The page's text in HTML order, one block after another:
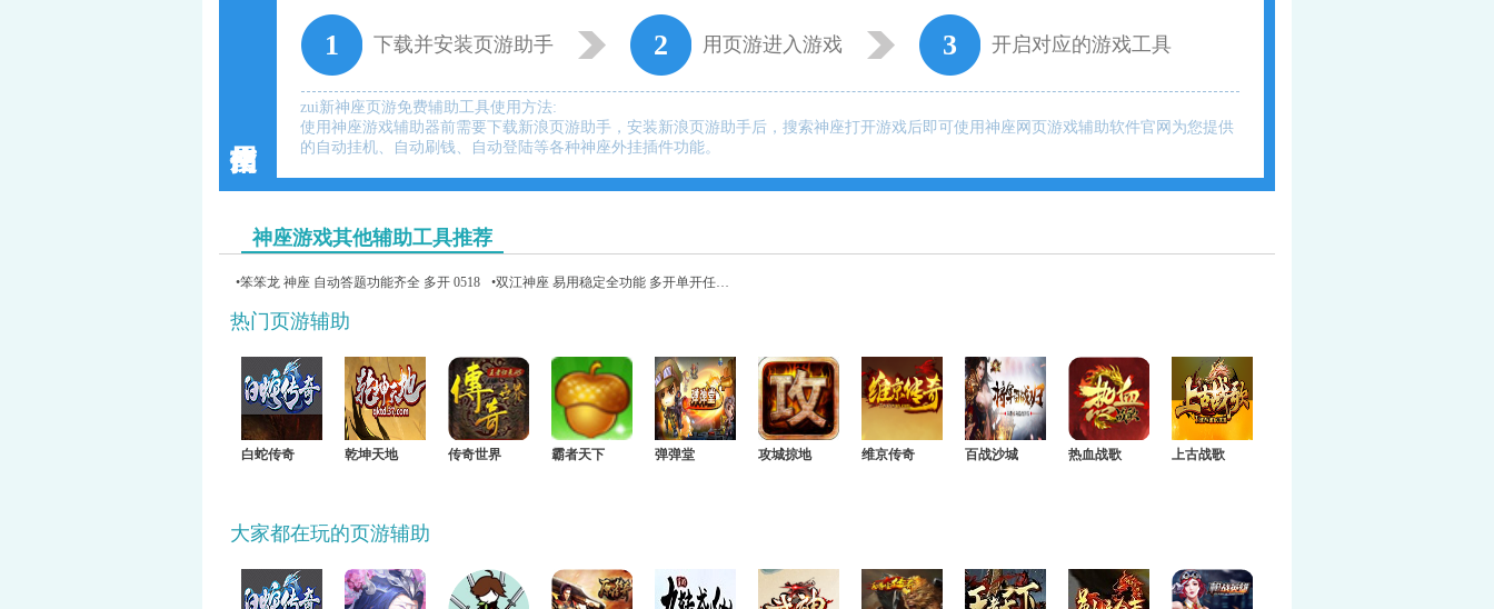
1 下载并安装页游助手 2 用页游进入游戏 3 开启对应的游戏工具
zui新神座页游免费辅助工具使用方法:
使用神座游戏辅助器前需要下载新浪页游助手，安装新浪页游助手后，搜索神座打开游戏后即可使用神座网页游戏辅助软件官网为您提供
的自动挂机、自动刷钱、自动登陆等各种神座外挂插件功能。
神座游戏其他辅助工具推荐
•笨笨龙 神座 自动答题功能齐全 多开 0518 •双江神座 易用稳定全功能 多开单开任选 0621
热门页游辅助
白蛇传奇 乾坤天地 传奇世界 霸者天下 弹弹堂 攻城掠地 维京传奇 百战沙城 热血战歌 上古战歌
大家都在玩的页游辅助